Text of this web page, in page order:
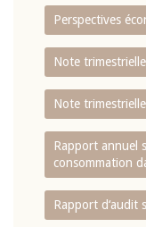
Perspectives
Note
Note
Rapport annuel
consommation
Rapport d‘audit